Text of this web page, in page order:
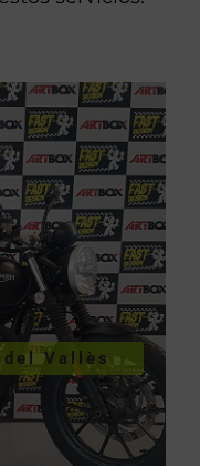
Vallès
del